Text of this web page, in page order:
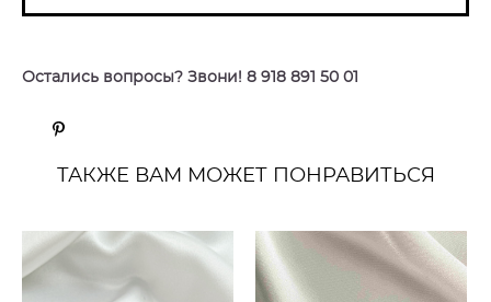
Остались вопросы? Звони! 8 918 891 50 01
ТАКЖЕ ВАМ МОЖЕТ ПОНРАВИТЬСЯ